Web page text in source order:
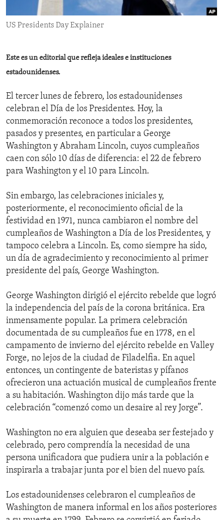
ENVIRONMENT AND HEALTH
IDEALS AND INSTITUTIONS
US Presidents Day Explainer
Este es un editorial que refleja ideales e instituciones
estadounidenses.
El tercer lunes de febrero, los estadounidenses
celebran el Día de los Presidentes. Hoy, la
conmemoración reconoce a todos los presidentes,
pasados y presentes, en particular a George
Washington y Abraham Lincoln, cuyos cumpleaños
caen con sólo 10 días de diferencia: el 22 de febrero
para Washington y el 10 para Lincoln.
Sin embargo, las celebraciones iniciales y,
posteriormente, el reconocimiento oficial de la
festividad en 1971, nunca cambiaron el nombre del
cumpleaños de Washington a Día de los Presidentes, y
tampoco celebra a Lincoln. Es, como siempre ha sido,
un día de agradecimiento y reconocimiento al primer
presidente del país, George Washington.
George Washington dirigió el ejército rebelde que logró
la independencia del país de la corona británica. Era
inmensamente popular. La primera celebración
documentada de su cumpleaños fue en 1778, en el
campamento de invierno del ejército rebelde en Valley
Forge, no lejos de la ciudad de Filadelfia. En aquel
entonces, un contingente de bateristas y pífanos
ofrecieron una actuación musical de cumpleaños frente
a su habitación. Washington dijo más tarde que la
celebración “comenzó como un desaire al rey Jorge”.
Washington no era alguien que deseaba ser festejado y
celebrado, pero comprendía la necesidad de una
persona unificadora que pudiera unir a la población e
inspirarla a trabajar junta por el bien del nuevo país.
Los estadounidenses celebraron el cumpleaños de
Washington de manera informal en los años posteriores